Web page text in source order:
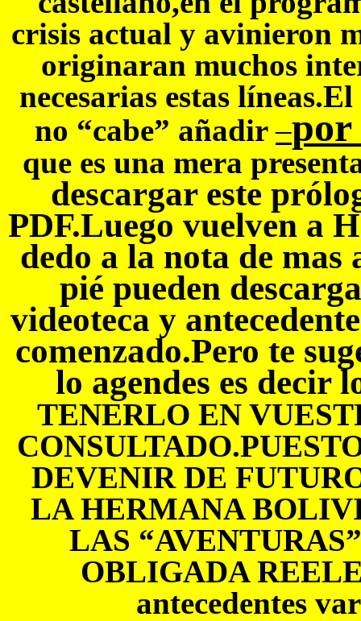
crisis actual y avinieron
originaran muchos
necesarias estas
no “cabe” añadir–por
que es una mera
descargar este
PDF.Luego vuelven a
dedo a la nota de mas
pié pueden
videoteca y
comenzado.Pero te
lo agendes es decir
TENERLO EN
DEVENIR DE
LA HERMANA
LAS
OBLIGADA
antecedentes